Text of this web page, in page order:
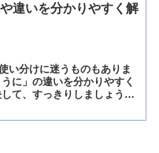
違いを分かりやすく解
い分けに迷うものもありま
に」の違いを分かりやすく
て、すっきりしましょう。